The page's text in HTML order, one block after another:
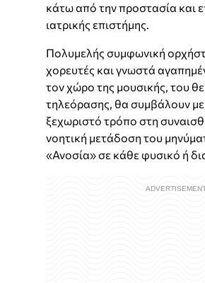
κάτω από την προστασία και
ιατρικής επιστήμης.
Πολυμελής συμφωνική
χορευτές και γνωστά
τον χώρο της μουσικής, του
τηλεόρασης, θα συμβάλουν με
ξεχωριστό τρόπο στη
νοητική μετάδοση του
«Ανοσία» σε κάθε φυσικό ή